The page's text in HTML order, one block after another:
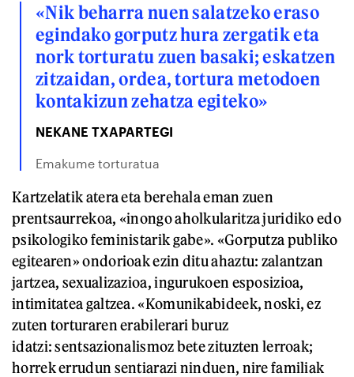
«Nik beharra nuen salatzeko eraso
egindako gorputz hura zergatik eta
nork torturatu zuen basaki; eskatzen
zitzaidan, ordea, tortura metodoen
kontakizun zehatza egiteko»
NEKANE TXAPARTEGI
Emakume torturatua
Kartzelatik atera eta berehala eman zuen
prentsaurrekoa, «inongo aholkularitza juridiko edo
psikologiko feministarik gabe». «Gorputza publiko
egitearen» ondorioak ezin ditu ahaztu: zalantzan
jartzea, sexualizazioa, ingurukoen esposizioa,
intimitatea galtzea. «Komunikabideek, noski, ez
zuten torturaren erabilerari buruz
idatzi: sentsazionalismoz bete zituzten lerroak;
horrek errudun sentiarazi ninduen, nire familiak